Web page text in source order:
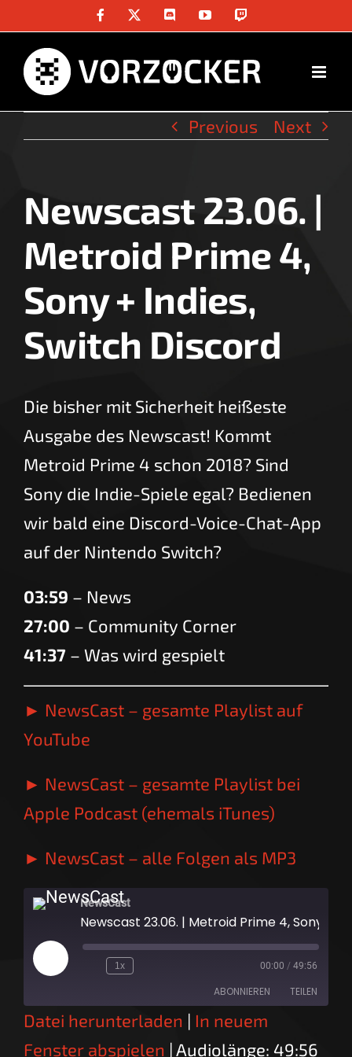
content
Facebook DiscordYouTube
Previous Next
View
Larger
Image
Newscast 23.06. |
Metroid Prime 4,
Sony + Indies,
Switch Discord
Die bisher mit Sicherheit heißeste
Ausgabe des Newscast! Kommt
Metroid Prime 4 schon 2018? Sind
Sony die Indie-Spiele egal? Bedienen
wir bald eine Discord-Voice-Chat-App
auf der Nintendo Switch?
03:59 – News
27:00 – Community Corner
41:37 – Was wird gespielt
► NewsCast – gesamte Playlist auf
YouTube
► NewsCast – gesamte Playlist bei
Apple Podcast (ehemals iTunes)
► NewsCast – alle Folgen als MP3
NewsCast
Play
Episode
1x 00:00 / 49:56
ABONNIEREN TEILEN
RSS FEED
TEILEN
Datei herunterladen | In neuem
Fenster abspielen | Audiolänge: 49:56